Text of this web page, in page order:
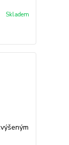
Skladem